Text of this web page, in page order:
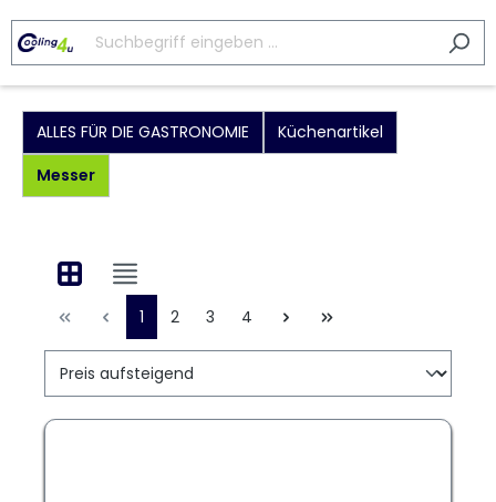
ALLES FÜR DIE GASTRONOMIE
Küchenartikel
Messer
1 2 3 4